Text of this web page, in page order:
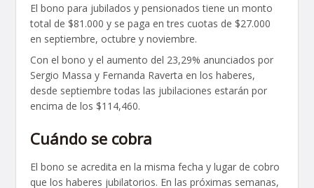
El bono para jubilados y pensionados tiene un monto
total de $81.000 y se paga en tres cuotas de $27.000
en septiembre, octubre y noviembre.
Con el bono y el aumento del 23,29% anunciados por
Sergio Massa y Fernanda Raverta en los haberes,
desde septiembre todas las jubilaciones estarán por
encima de los $114,460.
Cuándo se cobra
El bono se acredita en la misma fecha y lugar de cobro
que los haberes jubilatorios. En las próximas semanas,